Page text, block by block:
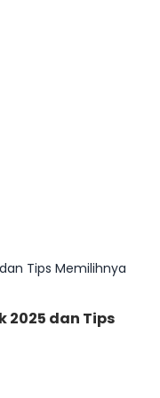
Tips Memilihnya
2025 dan Tips